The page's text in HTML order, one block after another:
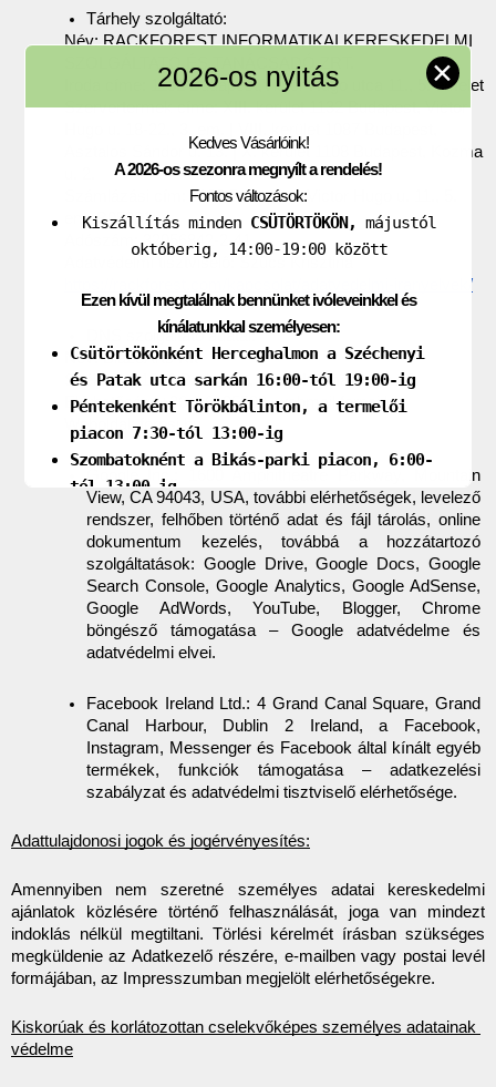
Tárhely szolgáltató:
Név: RACKFOREST INFORMATIKAI KERESKEDELMI
SZOLGÁLTATÓ ÉS TANÁCSADÓ ZRT.
Iroda címe: 1132 Budapest,Victor Hugo utca 11., 5. emelet
Szervertermek címe: XIII. kerület 1132 Budapest, Victor
Asztalos Sándor u. 13. | X. kerület 1108 Budapest, Kozma
Számlázási cím: 1132 Budapest, Victor Hugo u. 11., 5.
em. B05001
Adószám: 32056842-2-41
Adatvédelmi tisztviselő: Szűcs Krisztina
https://rackforest.com/kapcsolat/adatvedelmi-iranyelvek/
DNS szolgáltató adatai:
Név: BlazeArts Kft
Székhely: 1096 Budapest, Thaly Kálmán utca 39.
Elérhetőség: +36 1 6105508, webmail.forpsi.hu
Weboldal: forpsi.hu
Google Inc.: 1600 Amphitheatre Parkway, Mountain
View, CA 94043, USA, további elérhetőségek, levelező
rendszer, felhőben történő adat és fájl tárolás, online
dokumentum kezelés, továbbá a hozzátartozó
szolgáltatások: Google Drive, Google Docs, Google
Search Console, Google Analytics, Google AdSense,
Google AdWords, YouTube, Blogger, Chrome
böngésző támogatása – Google adatvédelme és
adatvédelmi elvei.
Facebook Ireland Ltd.: 4 Grand Canal Square, Grand
Canal Harbour, Dublin 2 Ireland, a Facebook,
Instagram, Messenger és Facebook által kínált egyéb
termékek, funkciók támogatása – adatkezelési
szabályzat és adatvédelmi tisztviselő elérhetősége.
Adattulajdonosi jogok és jogérvényesítés:
Amennyiben nem szeretné személyes adatai kereskedelmi
ajánlatok közlésére történő felhasználását, joga van mindezt
indoklás nélkül megtiltani. Törlési kérelmét írásban szükséges
megküldenie az Adatkezelő részére, e-mailben vagy postai levél
formájában, az Impresszumban megjelölt elérhetőségekre.
Kiskorúak és korlátozottan cselekvőképes személyes adatainak
védelme
2026-os nyitás ✕
Kedves Vásárlóink!
A 2026-os szezonra megnyílt a rendelés!
Fontos változások:
Kiszállítás minden CSÜTÖRTÖKÖN, májustól
októberig, 14:00-19:00 között
Ezen kívül megtalálnak bennünket ivóleveinkkel és
kínálatunkkal személyesen:
Csütörtökönként Herceghalmon a Széchenyi
és Patak utca sarkán 16:00-tól 19:00-ig
Péntekenként Törökbálinton, a termelői
piacon 7:30-tól 13:00-ig
Szombatoknént a Bikás-parki piacon, 6:00-
tól 13:00-ig
Kövessenek bennünket social media felületeinken!